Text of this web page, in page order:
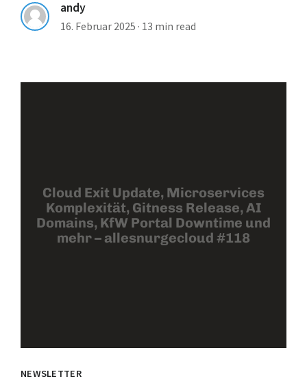
andy
16. Februar 2025 · 13 min read
Cloud Exit Update, Microservices
Komplexität, Gitness Release, AI
Domains, KfW Portal Downtime und
mehr – allesnurgecloud #118
NEWSLETTER